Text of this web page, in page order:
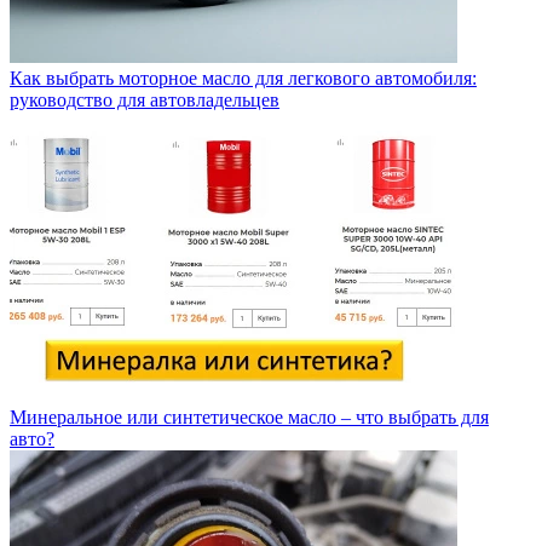
Как выбрать моторное масло для легкового автомобиля:
руководство для автовладельцев
Минеральное или синтетическое масло – что выбрать для
авто?